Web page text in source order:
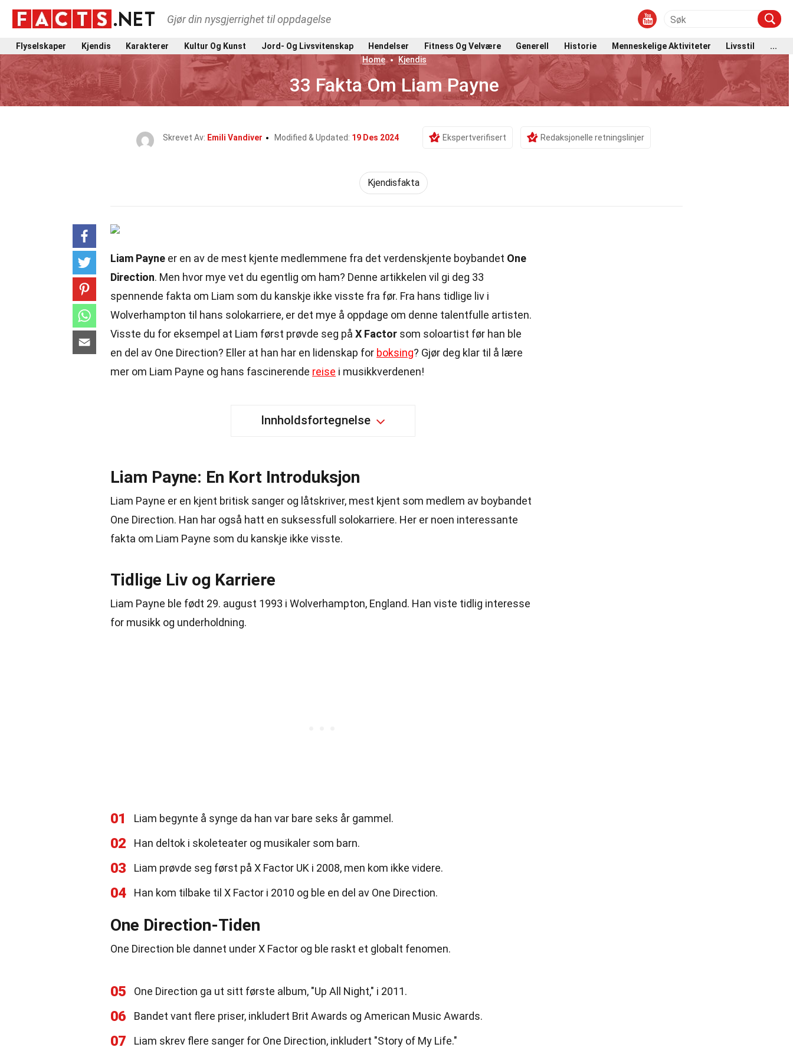
Gjør din nysgjerrighet til oppdagelse
Flyselskaper Kjendis Karakterer Kultur Og Kunst Jord- Og Livsvitenskap Hendelser Fitness Og Velvære Generell Historie Menneskelige Aktiviteter Livsstil
...
Home
Kjendis
33 Fakta Om Liam Payne
Skrevet Av: Emili Vandiver Modified & Updated: 19 Des 2024 Ekspertverifisert Redaksjonelle retningslinjer
Kjendisfakta
Liam Payne er en av de mest kjente medlemmene fra det verdenskjente boybandet One
Direction. Men hvor mye vet du egentlig om ham? Denne artikkelen vil gi deg 33
spennende fakta om Liam som du kanskje ikke visste fra før. Fra hans tidlige liv i
Wolverhampton til hans solokarriere, er det mye å oppdage om denne talentfulle artisten.
Visste du for eksempel at Liam først prøvde seg på X Factor som soloartist før han ble
en del av One Direction? Eller at han har en lidenskap for boksing? Gjør deg klar til å lære
mer om Liam Payne og hans fascinerende reise i musikkverdenen!
Innholdsfortegnelse
Liam Payne: En Kort Introduksjon
Liam Payne er en kjent britisk sanger og låtskriver, mest kjent som medlem av boybandet
One Direction. Han har også hatt en suksessfull solokarriere. Her er noen interessante
fakta om Liam Payne som du kanskje ikke visste.
Tidlige Liv og Karriere
Liam Payne ble født 29. august 1993 i Wolverhampton, England. Han viste tidlig interesse
for musikk og underholdning.
01 Liam begynte å synge da han var bare seks år gammel.
02 Han deltok i skoleteater og musikaler som barn.
03 Liam prøvde seg først på X Factor UK i 2008, men kom ikke videre.
04 Han kom tilbake til X Factor i 2010 og ble en del av One Direction.
One Direction-Tiden
One Direction ble dannet under X Factor og ble raskt et globalt fenomen.
05 One Direction ga ut sitt første album, "Up All Night," i 2011.
06 Bandet vant flere priser, inkludert Brit Awards og American Music Awards.
07 Liam skrev flere sanger for One Direction, inkludert "Story of My Life."